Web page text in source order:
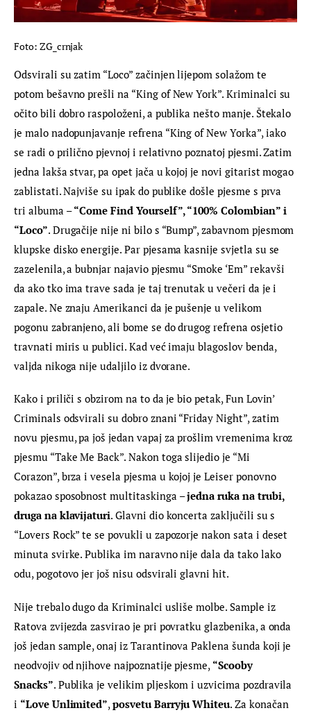
Foto: ZG_crnjak
Odsvirali su zatim “Loco” začinjen lijepom solažom te
potom bešavno prešli na “King of New York”. Kriminalci su
očito bili dobro raspoloženi, a publika nešto manje. Štekalo
je malo nadopunjavanje refrena “King of New Yorka”, iako
se radi o prilično pjevnoj i relativno poznatoj pjesmi. Zatim
jedna lakša stvar, pa opet jača u kojoj je novi gitarist mogao
zablistati. Najviše su ipak do publike došle pjesme s prva
tri albuma – “Come Find Yourself”, “100% Colombian” i
“Loco”. Drugačije nije ni bilo s “Bump”, zabavnom pjesmom
klupske disko energije. Par pjesama kasnije svjetla su se
zazelenila, a bubnjar najavio pjesmu “Smoke ‘Em” rekavši
da ako tko ima trave sada je taj trenutak u večeri da je i
zapale. Ne znaju Amerikanci da je pušenje u velikom
pogonu zabranjeno, ali bome se do drugog refrena osjetio
travnati miris u publici. Kad već imaju blagoslov benda,
valjda nikoga nije udaljilo iz dvorane.
Kako i priliči s obzirom na to da je bio petak, Fun Lovin’
Criminals odsvirali su dobro znani “Friday Night”, zatim
novu pjesmu, pa još jedan vapaj za prošlim vremenima kroz
pjesmu “Take Me Back”. Nakon toga slijedio je “Mi
Corazon”, brza i vesela pjesma u kojoj je Leiser ponovno
pokazao sposobnost multitaskinga – jedna ruka na trubi,
druga na klavijaturi. Glavni dio koncerta zaključili su s
“Lovers Rock” te se povukli u zapozorje nakon sata i deset
minuta svirke. Publika im naravno nije dala da tako lako
odu, pogotovo jer još nisu odsvirali glavni hit.
Nije trebalo dugo da Kriminalci usliše molbe. Sample iz
Ratova zvijezda zasvirao je pri povratku glazbenika, a onda
još jedan sample, onaj iz Tarantinova Paklena šunda koji je
neodvojiv od njihove najpoznatije pjesme, “Scooby
Snacks”. Publika je velikim pljeskom i uzvicima pozdravila
i “Love Unlimited”, posvetu Barryju Whiteu. Za konačan